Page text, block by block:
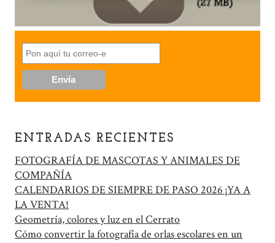
ENTRADAS RECIENTES
FOTOGRAFÍA DE MASCOTAS Y ANIMALES DE
COMPAÑÍA
CALENDARIOS DE SIEMPRE DE PASO 2026 ¡YA A
LA VENTA!
Geometría, colores y luz en el Cerrato
Cómo convertir la fotografía de orlas escolares en un